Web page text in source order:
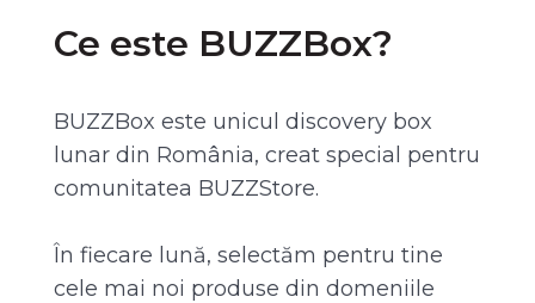
Ce este BUZZBox?
BUZZBox este unicul discovery box
lunar din România, creat special pentru
comunitatea BUZZStore.
În fiecare lună, selectăm pentru tine
cele mai noi produse din domeniile